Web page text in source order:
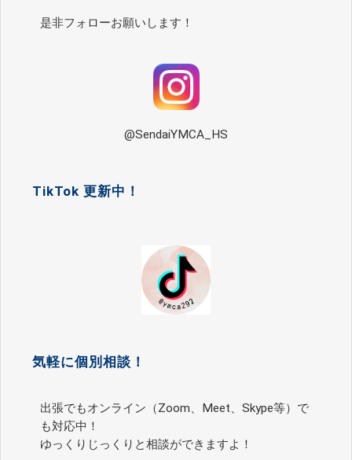
是非フォローお願いします！
@SendaiYMCA_HS
TikTok 更新中！
気軽に個別相談！
出張でもオンライン（Zoom、Meet、Skype等）で
も対応中！
ゆっくりじっくりと相談ができますよ！